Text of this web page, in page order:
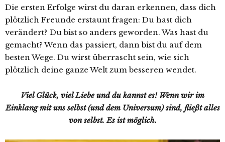
Die ersten Erfolge wirst du daran erkennen, dass dich
plötzlich Freunde erstaunt fragen: Du hast dich
verändert? Du bist so anders geworden. Was hast du
gemacht? Wenn das passiert, dann bist du auf dem
besten Wege. Du wirst überrascht sein, wie sich
plötzlich deine ganze Welt zum besseren wendet.
Viel Glück, viel Liebe und du kannst es! Wenn wir im
Einklang mit uns selbst (und dem Universum) sind, fließt alles
von selbst. Es ist möglich.